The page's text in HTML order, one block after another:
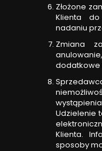
Złożone
Klienta
nadaniu
Zmiana
dodatkowe
Udzielenie
Klienta.
sposoby